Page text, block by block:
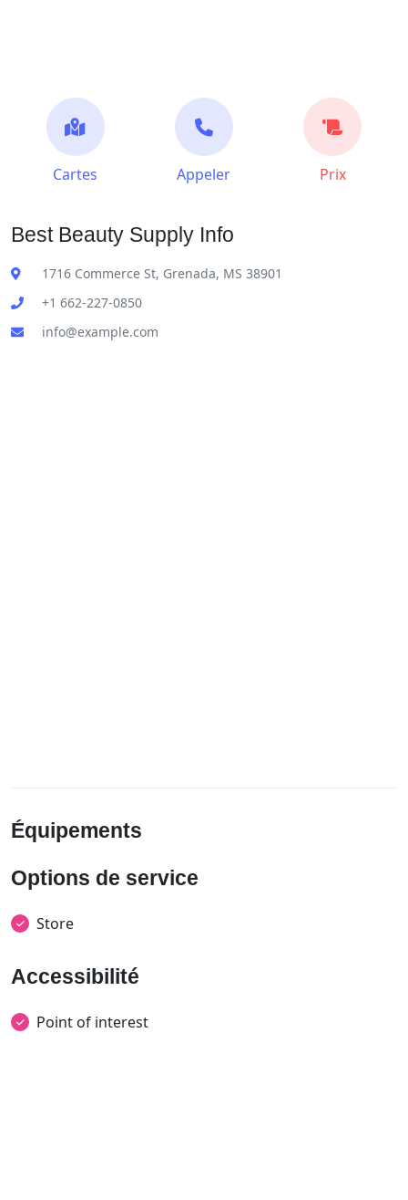
Cartes Appeler Prix
Best Beauty Supply Info
1716 Commerce St, Grenada, MS 38901
+1 662-227-0850
info@example.com
Équipements
Options de service
Store
Accessibilité
Point of interest